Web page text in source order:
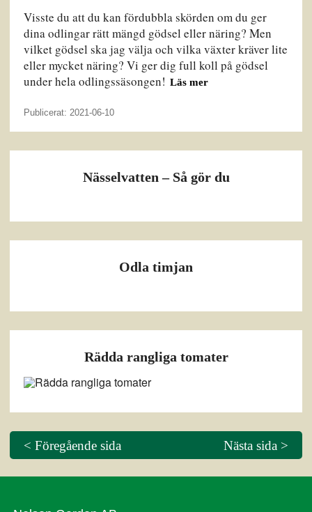
Visste du att du kan fördubbla skörden om du ger
dina odlingar rätt mängd gödsel eller näring? Men
vilket gödsel ska jag välja och vilka växter kräver lite
eller mycket näring? Vi ger dig full koll på gödsel
under hela odlingssäsongen! Läs mer
Publicerat: 2021-06-10
Nässelvatten – Så gör du
Odla timjan
Rädda rangliga tomater
< Föregående sida Nästa sida >